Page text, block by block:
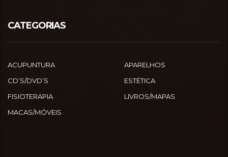
CATEGORIAS
ACUPUNTURA
APARELHOS
CD’S/DVD’S
ESTÉTICA
FISIOTERAPIA
LIVROS/MAPAS
MACAS/MÓVEIS